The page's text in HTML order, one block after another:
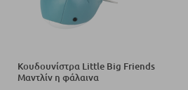
Κουδουνίστρα Little Big Friends
Μαντλίν η φάλαινα